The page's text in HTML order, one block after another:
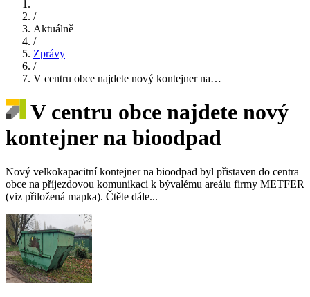
/
Aktuálně
/
Zprávy
/
V centru obce najdete nový kontejner na…
V centru obce najdete nový
kontejner na bioodpad
Nový velkokapacitní kontejner na bioodpad byl přistaven do centra
obce na příjezdovou komunikaci k bývalému areálu firmy METFER
(viz přiložená mapka). Čtěte dále...